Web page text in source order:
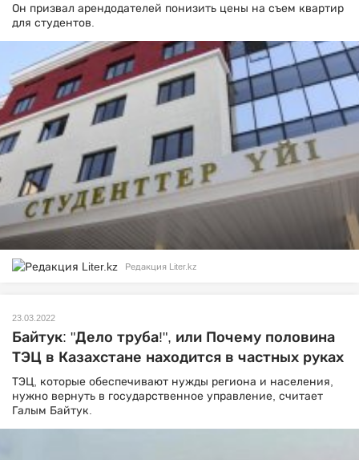
Он призвал арендодателей понизить цены на съем квартир
для студентов.
Редакция Liter.kz
23.03.2022
Байтук: "Дело труба!", или Почему половина
ТЭЦ в Казахстане находится в частных руках
ТЭЦ, которые обеспечивают нужды региона и населения,
нужно вернуть в государственное управление, считает
Галым Байтук.